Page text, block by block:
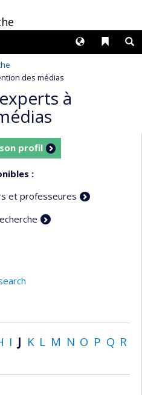
Liens
Langues
des médias
à
profil
:
et professeures
I J K L M N O P Q R